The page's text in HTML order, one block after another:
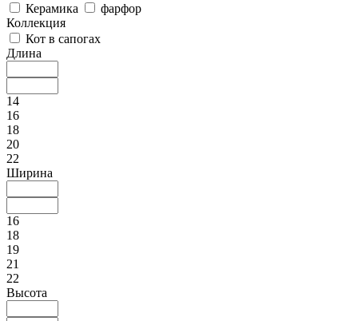
Керамика
фарфор
Коллекция
Кот в сапогах
Длина
14
16
18
20
22
Ширина
16
18
19
21
22
Высота